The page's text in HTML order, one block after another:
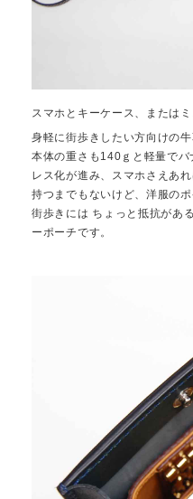
スマホとキーケース、または
身軽に街歩きしたい方向けの
本体の重さも140ｇと軽量で
レス化が進み、スマホさえあ
持つまでもないけど、洋服の
街歩きには ちょっと抵抗があ
ーポーチです。